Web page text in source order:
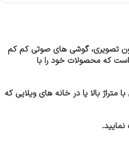
تصویری، گوشی های صوتی کم کم
است که محصولات خود را با
متراژ بالا یا در خانه های ویلایی که